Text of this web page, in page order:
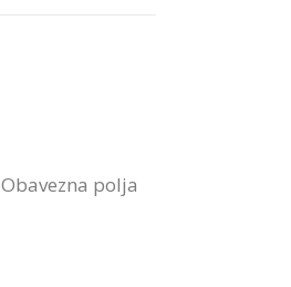
Obavezna polja